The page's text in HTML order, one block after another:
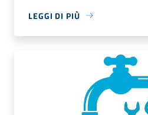
LEGGI DI PIÙ